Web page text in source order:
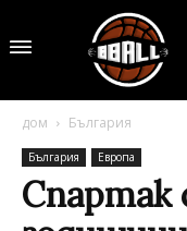
дом България
България Европа
Спартак